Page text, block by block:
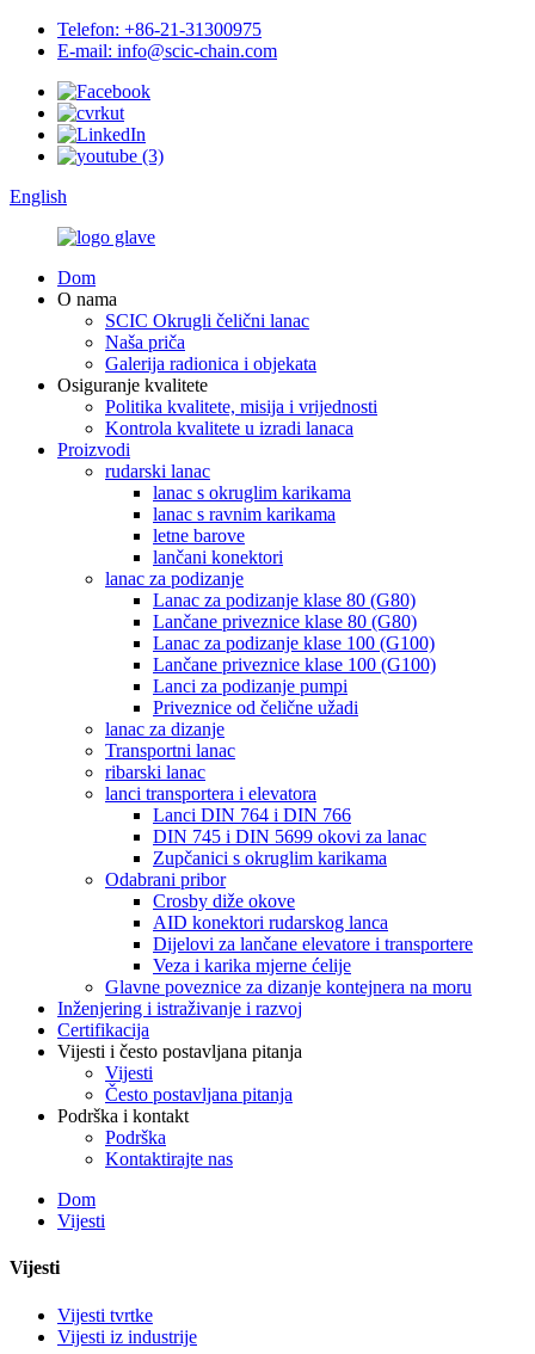
Telefon: +86-21-31300975
E-mail: info@scic-chain.com
English
Dom
O nama
SCIC Okrugli čelični lanac
Naša priča
Galerija radionica i objekata
Osiguranje kvalitete
Politika kvalitete, misija i vrijednosti
Kontrola kvalitete u izradi lanaca
Proizvodi
rudarski lanac
lanac s okruglim karikama
lanac s ravnim karikama
letne barove
lančani konektori
lanac za podizanje
Lanac za podizanje klase 80 (G80)
Lančane priveznice klase 80 (G80)
Lanac za podizanje klase 100 (G100)
Lančane priveznice klase 100 (G100)
Lanci za podizanje pumpi
Priveznice od čelične užadi
lanac za dizanje
Transportni lanac
ribarski lanac
lanci transportera i elevatora
Lanci DIN 764 i DIN 766
DIN 745 i DIN 5699 okovi za lanac
Zupčanici s okruglim karikama
Odabrani pribor
Crosby diže okove
AID konektori rudarskog lanca
Dijelovi za lančane elevatore i transportere
Veza i karika mjerne ćelije
Glavne poveznice za dizanje kontejnera na moru
Inženjering i istraživanje i razvoj
Certifikacija
Vijesti i često postavljana pitanja
Vijesti
Često postavljana pitanja
Podrška i kontakt
Podrška
Kontaktirajte nas
Dom
Vijesti
Vijesti
Vijesti tvrtke
Vijesti iz industrije